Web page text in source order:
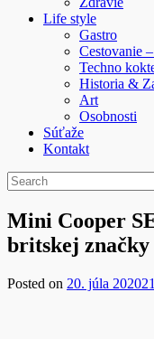
Life style
Gastro
Cestovanie
Techno
Historia &
Art
Osobnosti
Súťaže
Kontakt
Mini Cooper
britskej značky
Posted on 20. júla 2020